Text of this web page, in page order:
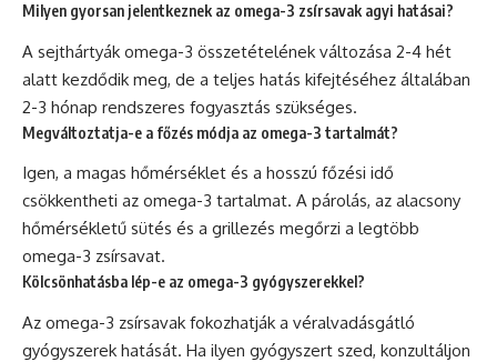
Milyen gyorsan jelentkeznek az omega-3 zsírsavak agyi hatásai?
A sejthártyák omega-3 összetételének változása 2-4 hét
alatt kezdődik meg, de a teljes hatás kifejtéséhez általában
2-3 hónap rendszeres fogyasztás szükséges.
Megváltoztatja-e a főzés módja az omega-3 tartalmát?
Igen, a magas hőmérséklet és a hosszú főzési idő
csökkentheti az omega-3 tartalmat. A párolás, az alacsony
hőmérsékletű sütés és a grillezés megőrzi a legtöbb
omega-3 zsírsavat.
Kölcsönhatásba lép-e az omega-3 gyógyszerekkel?
Az omega-3 zsírsavak fokozhatják a véralvadásgátló
gyógyszerek hatását. Ha ilyen gyógyszert szed, konzultáljon